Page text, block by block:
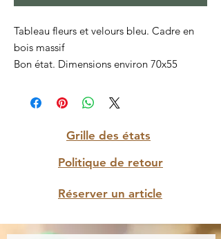
Tableau fleurs et velours bleu. Cadre en
bois massif
Bon état. Dimensions environ 70x55
Grille des états
Politique de retour
Réserver un article